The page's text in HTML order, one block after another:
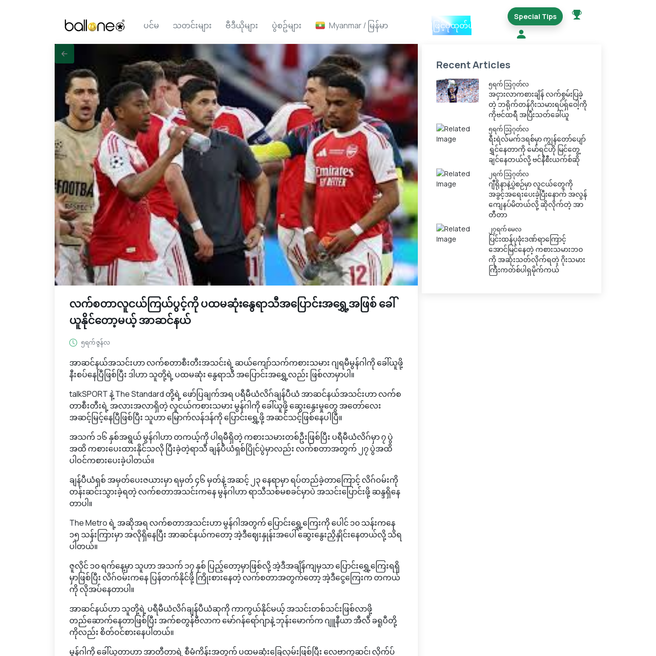
ပင်မ သတင်းများ ဗီဒီယိုများ ပွဲစဥ်များ Myanmar / မြန်မာ Ai ဖြင့်ပုံထုတ်ယူမည်
Special Tips
လက်စတာလူငယ်ကြယ်ပွင့်ကို ပထမဆုံးနွေရာသီအပြောင်းအရွှေ့အဖြစ် ခေါ်
ယူနိုင်တော့မယ့် အာဆင်နယ်
၅ရက် ဇွန်လ
အာဆင်နယ်အသင်းဟာ လက်စတာစီးတီးအသင်းရဲ့ ဆယ်ကျော်သက်ကစားသမား ဂျရမီမွန်ဂါကို ခေါ်ယူဖို့
နီးစပ်နေပြီဖြစ်ပြီး ဒါဟာ သူတို့ရဲ့ ပထမဆုံး နွေရာသီ အပြောင်းအရွှေ့လည်း ဖြစ်လာမှာပါ။
talkSPORT နဲ့ The Standard တို့ရဲ့ ဖော်ပြချက်အရ ပရီမီယံလိဂ်ချန်ပီယံ အာဆင်နယ်အသင်းဟာ လက်စ
တာစီးတီးရဲ့ အလားအလာရှိတဲ့ လူငယ်ကစားသမား မွန်ဂါကို ခေါ်ယူဖို့ ဆွေးနွေးမှုတွေ အတော်လေး
အဆင့်မြင့်နေပြီဖြစ်ပြီး သူဟာ မြောက်လန်ဒန်ကို ပြောင်းရွှေ့ဖို့ အဆင်သင့်ဖြစ်နေပါပြီ။
အသက် ၁၆ နှစ်အရွယ် မွန်ဂါဟာ တကယ့်ကို ပါရမီရှိတဲ့ ကစားသမားတစ်ဦးဖြစ်ပြီး ပရီမီယံလိဂ်မှာ ၇ ပွဲ
အထိ ကစားပေးထားနိုင်သလို ပြီးခဲ့တဲ့ရာသီ ချန်ပီယံရှစ်ပြိုင်ပွဲမှာလည်း လက်စတာအတွက် ၂၇ ပွဲအထိ
ပါဝင်ကစားပေးခဲ့ပါတယ်။
ချန်ပီယံရှစ် အမှတ်ပေးဇယားမှာ ရမှတ် ၄၆ မှတ်နဲ့ အဆင့် ၂၃ နေရာမှာ ရပ်တည်ခဲ့တာကြောင့် လိဂ်ဝမ်းကို
တန်းဆင်းသွားခဲ့ရတဲ့ လက်စတာအသင်းကနေ မွန်ဂါဟာ ရာသီသစ်မစခင်မှာပဲ အသင်းပြောင်းဖို့ ဆန္ဒရှိနေ
တာပါ။
The Metro ရဲ့ အဆိုအရ လက်စတာအသင်းဟာ မွန်ဂါအတွက် ပြောင်းရွှေ့ကြေးကို ပေါင် ၁၀ သန်းကနေ
၁၅ သန်းကြားမှာ အလိုရှိနေပြီး အာဆင်နယ်ကတော့ အဲ့ဒီဈေးနှုန်းအပေါ် ဆွေးနွေးညှိနှိုင်းနေတယ်လို့ သိရ
ပါတယ်။
ဇူလိုင် ၁၀ ရက်နေ့မှာ သူဟာ အသက် ၁၇ နှစ် ပြည့်တော့မှာဖြစ်လို့ အဲ့ဒီအချိန်ကျမှသာ ပြောင်းရွှေ့ကြေးရရှိ
မှာဖြစ်ပြီး လိဂ်ဝမ်းကနေ ပြန်တက်နိုင်ဖို့ ကြိုးစားနေတဲ့ လက်စတာအတွက်တော့ အဲ့ဒီငွေကြေးက တကယ်
ကို လိုအပ်နေတာပါ။
အာဆင်နယ်ဟာ သူတို့ရဲ့ ပရီမီယံလိဂ်ချန်ပီယံဆုကို ကာကွယ်နိုင်မယ့် အသင်းတစ်သင်းဖြစ်လာဖို့
တည်ဆောက်နေတာဖြစ်ပြီး အက်စတွန်ဗီလာက မော်ဂန်ရော်ဂျာနဲ့ ဘုန်းမောက်က ဂျူနီယာ အီလီ ခရူပီတို့
ကိုလည်း စိတ်ဝင်စားနေပါတယ်။
မွန်ဂါကို ခေါ်ယူတာဟာ အာတီတာရဲ့ စီမံကိန်းအတွက် ပထမဆုံးခြေလှမ်းဖြစ်ပြီး လေဗာကူဆင်၊ လိုက်ပ်
Recent Articles
၅ရက် သြဂုတ်လ
အငှားလာကစားချိန် လက်စွမ်းပြခဲ့
တဲ့ ဘရိုက်တန်ဂိုးသမားရပ်ရှ်ဝေါ့ကို
ကိုဗင်ထရီ အပြီးသတ်ခေါ်ယူ
၅ရက် သြဂုတ်လ
ရီးရဲလ်မက်ဒရစ်မှာ ကျွန်တော်ပျော်
ရွှင်နေတာကို မော်ရင်ဟို မြင်တွေ့
ချင်နေတယ်လို့ ဗင်နီစီးယက်စ်ဆို
၂ရက် သြဂုတ်လ
ဂျီရိုနာနဲ့ပွဲစဉ်မှာ လူငယ်တွေကို
အခွင့်အရေးပေးခဲ့ပြီးနောက် အလွန်
ကျေနပ်မိတယ်လို့ ဆိုလိုက်တဲ့ အာ
တီတာ
၂၇ရက် မေလ
ပြင်းထန်ပုခုံးဒဏ်ရာကြောင့်
အောင်မြင်နေတဲ့ ကစားသမားဘဝ
ကို အဆုံးသတ်လိုက်ရတဲ့ ဂိုးသမား
ကြီးကတ်စ်ပါရှမိုက်ကယ်